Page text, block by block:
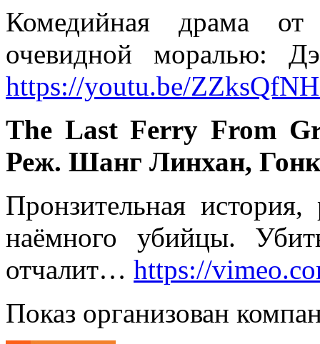
Комедийная драма от
очевидной моралью:
https://youtu.be/
The Last Ferry From
Реж. Шанг Линхан,
Пронзительная
наёмного убийцы.
отчалит… https://
Показ организован